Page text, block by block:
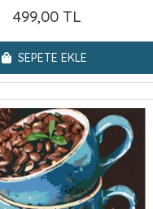
499,00 TL
SEPETE EKLE